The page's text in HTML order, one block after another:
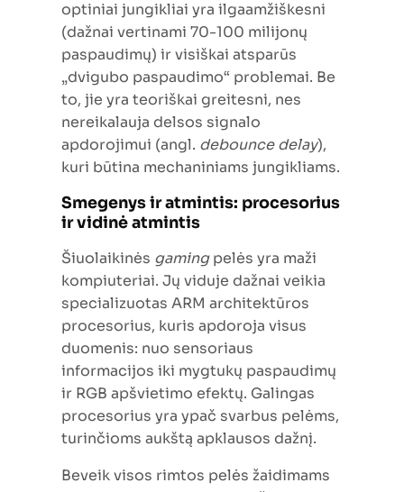
optiniai jungikliai yra ilgaamžiškesni
(dažnai vertinami 70-100 milijonų
paspaudimų) ir visiškai atsparūs
„dvigubo paspaudimo“ problemai. Be
to, jie yra teoriškai greitesni, nes
nereikalauja delsos signalo
apdorojimui (angl. debounce delay),
kuri būtina mechaniniams jungikliams.
Smegenys ir atmintis: procesorius
ir vidinė atmintis
Šiuolaikinės gamingpelės yra maži
kompiuteriai. Jų viduje dažnai veikia
specializuotas ARM architektūros
procesorius, kuris apdoroja visus
duomenis: nuo sensoriaus
informacijos iki mygtukų paspaudimų
ir RGB apšvietimo efektų. Galingas
procesorius yra ypač svarbus pelėms,
turinčioms aukštą apklausos dažnį.
Beveik visos rimtos pelės žaidimams